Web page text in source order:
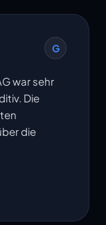
G
war sehr
Die
die